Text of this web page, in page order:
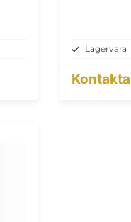
Lagervara